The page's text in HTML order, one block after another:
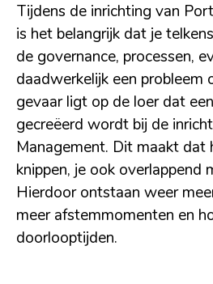
Tijdens de inrichting van
is het belangrijk dat je
de governance, processen,
daadwerkelijk een probleem
gevaar ligt op de loer dat
gecreëerd wordt bij de
Management. Dit maakt dat
knippen, je ook overlappend
Hierdoor ontstaan weer
meer afstemmomenten en
doorlooptijden.